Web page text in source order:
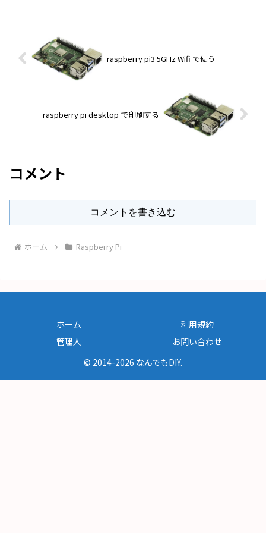
raspberry pi3 5GHz Wifi で使う
raspberry pi desktop で印刷する
コメント
コメントを書き込む
ホーム Raspberry Pi
ホーム
利用規約
管理人
お問い合わせ
© 2014-2026 なんでもDIY.